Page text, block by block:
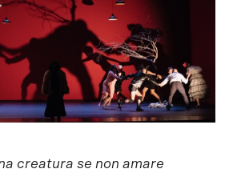
creatura se non amare